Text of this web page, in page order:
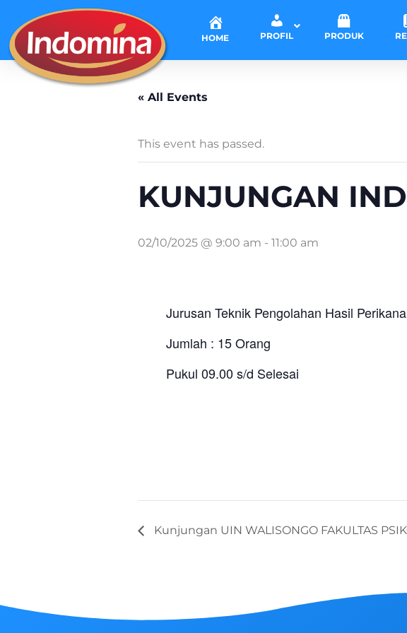
content
HOME PROFIL PRODUK
« All Events
This event has passed.
KUNJUNGAN
02/10/2025 @ 9:00 am - 11:00 am
Jurusan Teknik Pengolahan Hasil
Jumlah : 15 Orang
Pukul 09.00 s/d Selesai
Kunjungan UIN WALISONGO FAKULTAS